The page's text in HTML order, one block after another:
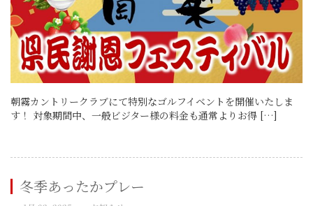
朝霧カントリークラブにて特別なゴルフイベントを開催いたしま
す！ 対象期間中、一般ビジター様の料金も通常よりお得 […]
冬季あったかプレー